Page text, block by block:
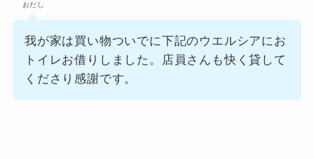
おだし
我が家は買い物ついでに下記のウエルシアにお
トイレお借りしました。店員さんも快く貸して
くださり感謝です。